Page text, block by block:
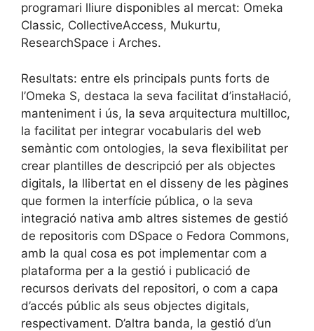
programari lliure disponibles al mercat: Omeka
Classic, CollectiveAccess, Mukurtu,
ResearchSpace i Arches.
Resultats: entre els principals punts forts de
l’Omeka S, destaca la seva facilitat d’instal·lació,
manteniment i ús, la seva arquitectura multilloc,
la facilitat per integrar vocabularis del web
semàntic com ontologies, la seva flexibilitat per
crear plantilles de descripció per als objectes
digitals, la llibertat en el disseny de les pàgines
que formen la interfície pública, o la seva
integració nativa amb altres sistemes de gestió
de repositoris com DSpace o Fedora Commons,
amb la qual cosa es pot implementar com a
plataforma per a la gestió i publicació de
recursos derivats del repositori, o com a capa
d’accés públic als seus objectes digitals,
respectivament. D’altra banda, la gestió d’un